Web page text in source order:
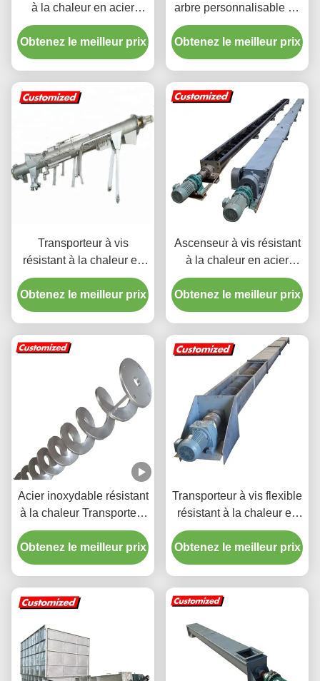
à la chaleur en acier
inoxydable personnalisé
Convecteur à vis flexible
pour l'industrie minière et
Obtenez le meilleur prix
arbre personnalisable en
acier inoxydable pour une
manipulation de
matériaux à haut
Obtenez le meilleur prix
Transporteur à vis
résistant à la chaleur en
acier inoxydable sur
mesure pour la
manutention de matériaux
Obtenez le meilleur prix
Ascenseur à vis résistant
à la chaleur en acier
inoxydable
Obtenez le meilleur prix
Acier inoxydable résistant
à la chaleur Transporteur
à vis spirale sans arbre
personnalisé
Obtenez le meilleur prix
Transporteur à vis flexible
résistant à la chaleur en
acier inoxydable avec
taille personnalisée pour
le transport de flocons de
Obtenez le meilleur prix